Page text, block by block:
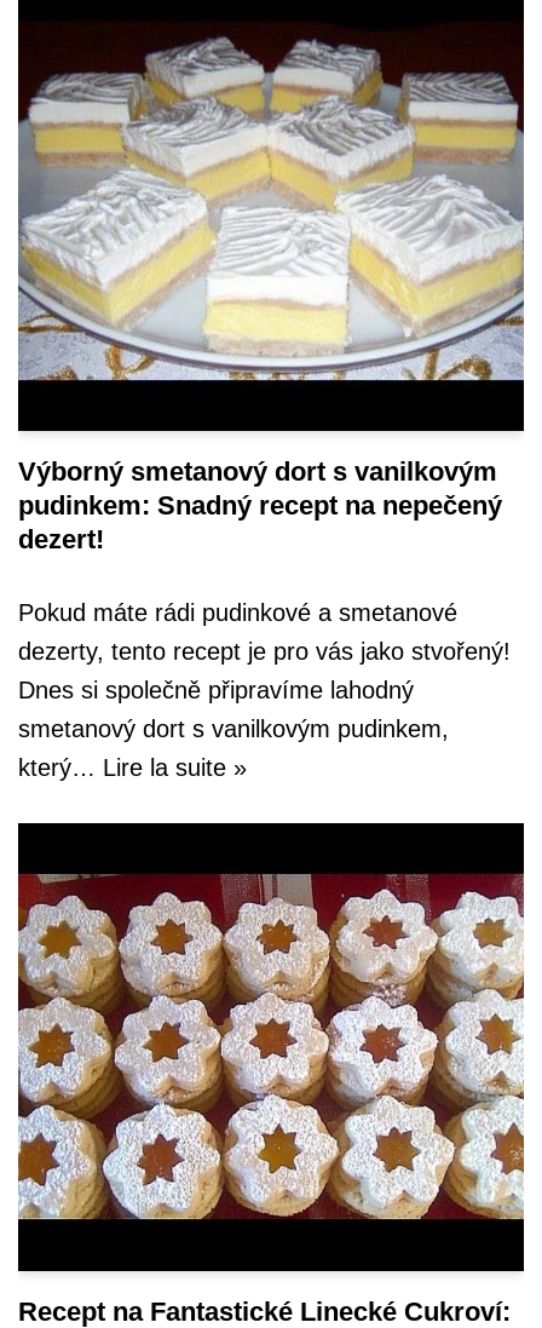
Výborný smetanový dort s vanilkovým
pudinkem: Snadný recept na nepečený
dezert!
Pokud máte rádi pudinkové a smetanové
dezerty, tento recept je pro vás jako stvořený!
Dnes si společně připravíme lahodný
smetanový dort s vanilkovým pudinkem,
který… Lire la suite »
Recept na Fantastické Linecké Cukroví: